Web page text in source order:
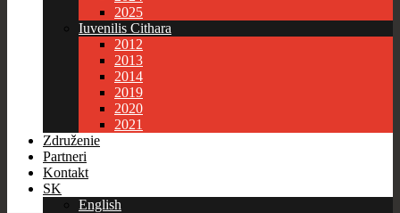
2025
Iuvenilis Cithara
2012
2013
2014
2019
2020
2021
Združenie
Partneri
Kontakt
SK
English